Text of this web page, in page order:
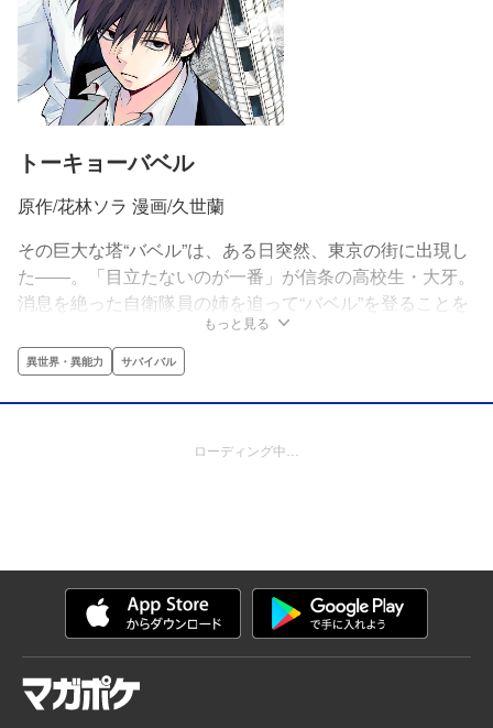
トーキョーバベル
原作/花林ソラ 漫画/久世蘭
その巨大な塔“バベル”は、ある日突然、東京の街に出現し
た――。「目立たないのが一番」が信条の高校生・大牙。
消息を絶った自衛隊員の姉を追って“バベル”を登ることを
夢見ながらも、その毎日は退屈で、平凡で。――しかし、
とある日を境に、大牙に「戦いの時」が訪れる！少年よ、
その“塔”で、抗い生きろ！ 掴み取れ！新時代の“異能”バト
ル×“前人未到”サバイバル、開幕！
もっと見る
異世界・異能力 サバイバル
ローディング中…